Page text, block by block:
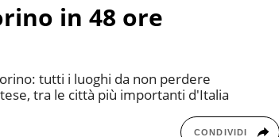
in 48 ore
tutti i luoghi da non perdere
tra le città più importanti d'Italia
CONDIVIDI